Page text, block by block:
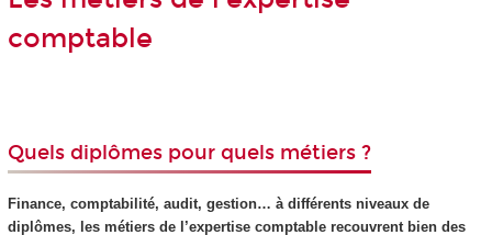
comptable
Quels diplômes pour quels métiers ?
Finance, comptabilité, audit, gestion… à différents niveaux de
diplômes, les métiers de l’expertise comptable recouvrent bien des